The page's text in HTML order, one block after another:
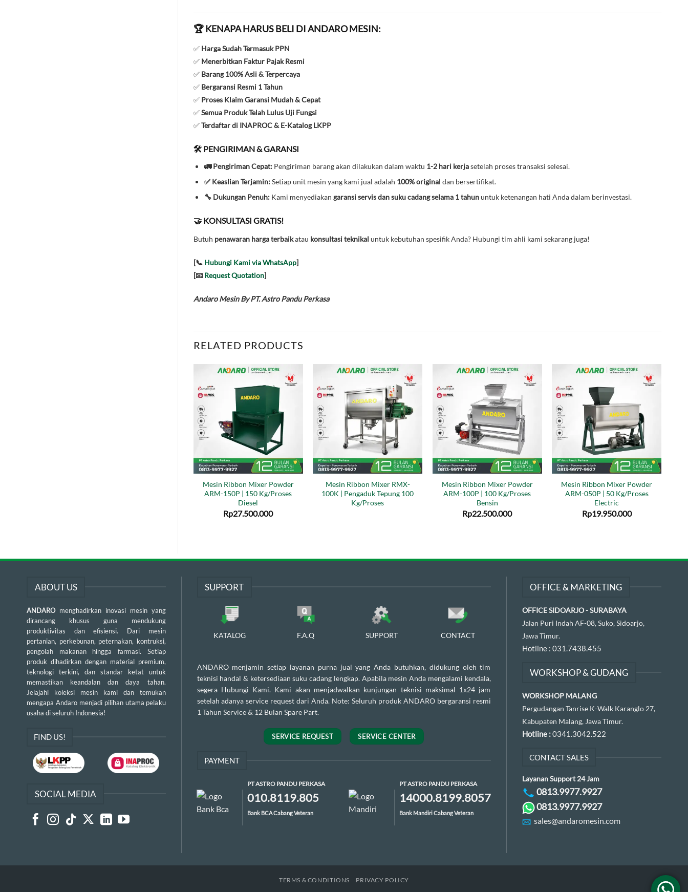
🏆 KENAPA HARUS BELI DI ANDARO MESIN:
✅ Harga Sudah Termasuk PPN
✅ Menerbitkan Faktur Pajak Resmi
✅ Barang 100% Asli & Terpercaya
✅ Bergaransi Resmi 1 Tahun
✅ Proses Klaim Garansi Mudah & Cepat
✅Semua Produk Telah Lulus Uji Fungsi
✅Terdaftar di INAPROC & E-Katalog LKPP
🛠️ PENGIRIMAN & GARANSI
🚛 Pengiriman Cepat:Pengiriman barang akan dilakukan dalam waktu 1-2 hari kerjasetelah proses transaksi selesai.
✅ Keaslian Terjamin:Setiap unit mesin yang kami jual adalah 100% original dan bersertifikat.
🔧 Dukungan Penuh:Kami menyediakan garansi servis dan suku cadang selama 1 tahununtuk ketenangan hati Anda dalam berinvestasi.
🤝 KONSULTASI GRATIS!
Butuh penawaran harga terbaikatau konsultasi teknikal untuk kebutuhan spesifik Anda? Hubungi tim ahli kami sekarang juga!
[📞 Hubungi Kami via WhatsApp]
[📧 Request Quotation]
Andaro Mesin By PT. Astro Pandu Perkasa
RELATED PRODUCTS
Mesin Ribbon Mixer Powder
ARM-150P | 150 Kg/Proses
Diesel
Rp27.500.000
Mesin Ribbon Mixer RMX-
100K | Pengaduk Tepung 100
Kg/Proses
Mesin Ribbon Mixer Powder
ARM-100P | 100 Kg/Proses
Bensin
Rp22.500.000
Mesin Ribbon Mixer Powder
ARM-050P | 50 Kg/Proses
Electric
Rp19.950.000
ABOUT US
ANDARO menghadirkan inovasi mesin yang
dirancang khusus guna mendukung
produktivitas dan efisiensi. Dari mesin
pertanian, perkebunan, peternakan, kontruksi,
pengolah makanan hingga farmasi. Setiap
produk dihadirkan dengan material premium,
teknologi terkini, dan standar ketat untuk
memastikan keandalan dan daya tahan.
Jelajahi koleksi mesin kami dan temukan
mengapa Andaro menjadi pilihan utama pelaku
usaha di seluruh Indonesia!
FIND US!
SOCIAL MEDIA
SUPPORT
KATALOG F.A.Q SUPPORT CONTACT
ANDARO menjamin setiap layanan purna jual yang Anda butuhkan, didukung oleh tim
teknisi handal & ketersediaan suku cadang lengkap. Apabila mesin Anda mengalami kendala,
segera Hubungi Kami. Kami akan menjadwalkan kunjungan teknisi maksimal 1x24 jam
setelah adanya service request dari Anda. Note: Seluruh produk ANDARO bergaransi resmi
1 Tahun Service & 12 Bulan Spare Part.
SERVICE REQUEST SERVICE CENTER
PAYMENT
PT ASTRO PANDU PERKASA
010.8119.805
Bank BCA Cabang Veteran
PT ASTRO PANDU PERKASA
14000.8199.8057
Bank Mandiri Cabang Veteran
OFFICE & MARKETING
OFFICE SIDOARJO - SURABAYA
Jalan Puri Indah AF-08, Suko, Sidoarjo,
Jawa Timur.
Hotline : 031.7438.455
WORKSHOP & GUDANG
WORKSHOP MALANG
Pergudangan Tanrise K-Walk Karanglo 27,
Kabupaten Malang, Jawa Timur.
Hotline :0341.3042.522
CONTACT SALES
Layanan Support 24 Jam
0813.9977.9927
0813.9977.9927
sales@andaromesin.com
TERMS & CONDITIONS PRIVACY POLICY